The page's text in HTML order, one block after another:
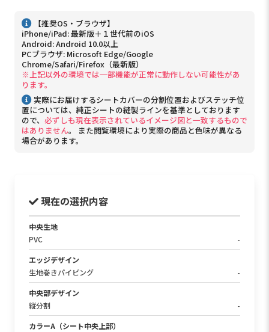
【推奨OS・ブラウザ】
iPhone/iPad: 最新版＋１世代前のiOS
Android: Android 10.0以上
PCブラウザ: Microsoft Edge/Google
Chrome/Safari/Firefox（最新版）
※上記以外の環境では一部機能が正常に動作しない可能性があ
ります。
実際にお届けするシートカバーの分割位置およびステッチ位
置については、純正シートの縫製ラインを基準としております
ので、 必ずしも現在表示されているイメージ図と一致するもので
はありません。 また閲覧環境により実際の商品と色味が異なる
場合があります。
現在の選択内容
中央生地
PVC
-
エッジデザイン
生地巻きパイピング
-
中央部デザイン
縦分割
-
カラーA（シート中央上部）